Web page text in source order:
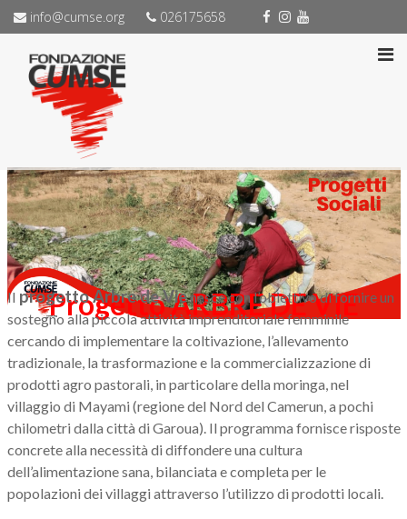
info@cumse.org 026175658
Progetto ARBRE DE VIE
Il progetto Arbre de Vienasce con l’obiettivo di fornire un
sostegno alla piccola attività imprenditoriale femminile
cercando di implementare la coltivazione, l’allevamento
tradizionale, la trasformazione e la commercializzazione di
prodotti agro pastorali, in particolare della moringa, nel
villaggio di Mayami (regione del Nord del Camerun, a pochi
chilometri dalla città di Garoua). Il programma fornisce risposte
concrete alla necessità di diffondere una cultura
dell’alimentazione sana, bilanciata e completa per le
popolazioni dei villaggi attraverso l’utilizzo di prodotti locali.